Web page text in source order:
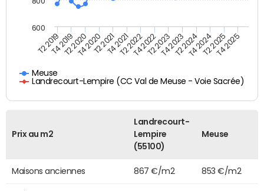
Meuse
Landrecourt-Lempire (CC Val de Meuse - Voie Sacrée)
T2 2019T4 2019T2 2020T4 2020T2 2021T4 2021T2 2022T4 2022T2 2023T4 2023T2 2024T4 2024T2 2025T4 2025
600
Prix au m2
Landrecourt-
Lempire
(55100)
Meuse
Maisons anciennes 867 €/m2 853 €/m2